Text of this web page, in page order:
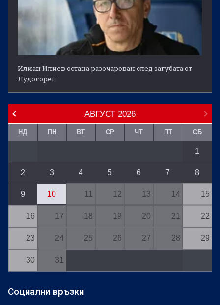
Илиан Илиев остана разочарован след загубата от
Лудогорец
АВГУСТ 2026
НД ПН ВТ СР ЧТ ПТ СБ
1
2 3 4 5 6 7 8
9 10 11 12 13 14 15
16 17 18 19 20 21 22
23 24 25 26 27 28 29
30 31
Социални връзки